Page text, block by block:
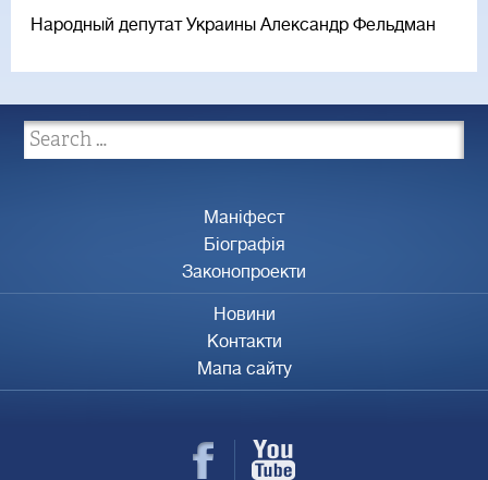
Народный депутат Украины Александр Фельдман
Маніфест
Біографія
Законопроекти
Новини
Контакти
Мапа сайту